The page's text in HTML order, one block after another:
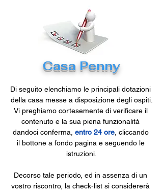
Casa Penny
Di seguito elenchiamo le principali dotazioni
della casa messe a disposizione degli ospiti.
Vi preghiamo cortesemente di verificare il
contenuto e la sua piena funzionalità
dandoci conferma, entro 24 ore, cliccando
il bottone a fondo pagina e seguendo le
istruzioni.
Decorso tale periodo, ed in assenza di un
vostro riscontro, la check-list si considererà